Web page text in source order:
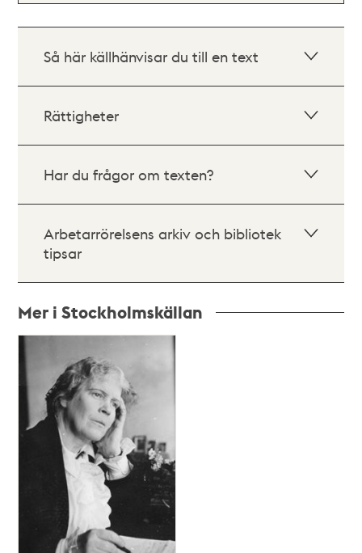
Så här källhänvisar du till en text
Rättigheter
Har du frågor om texten?
Arbetarrörelsens arkiv och bibliotek
tipsar
Mer i Stockholmskällan
teman